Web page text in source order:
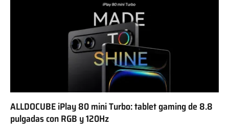
ALLDOCUBE iPlay 80 mini Turbo: tablet gaming de 8.8
pulgadas con RGB y 120Hz